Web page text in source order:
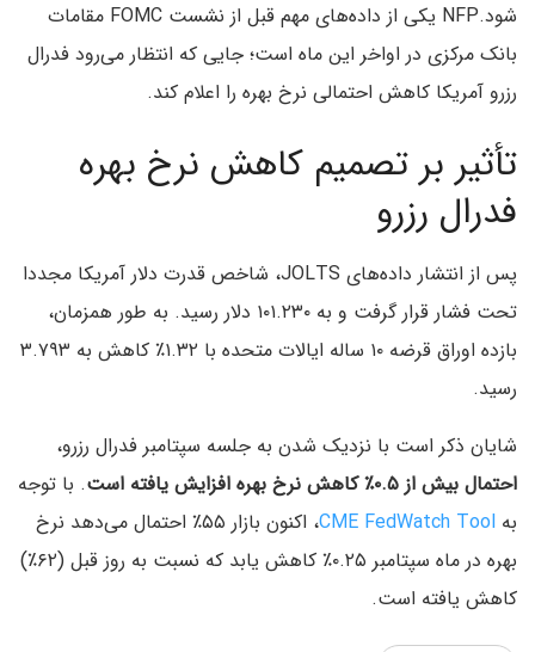
شود.NFP یکی از داده‌های مهم قبل از نشست FOMC مقامات
بانک مرکزی در اواخر این ماه است؛ جایی که انتظار می‌رود فدرال
رزرو آمریکا کاهش احتمالی نرخ بهره را اعلام کند.
تأثیر بر تصمیم کاهش نرخ بهره
فدرال رزرو
پس از انتشار داده‌های JOLTS، شاخص قدرت دلار آمریکا مجددا
تحت فشار قرار گرفت و به ۱۰۱.۲۳۰ دلار رسید. به طور همزمان،
بازده اوراق قرضه ۱۰ ساله ایالات متحده با ۱.۳۲٪ کاهش به ۳.۷۹۳
رسید.
شایان ذکر است با نزدیک شدن به جلسه سپتامبر فدرال رزرو،
احتمال بیش از ۰.۵٪ کاهش نرخ بهره افزایش یافته است
. با توجه
به CME FedWatch Tool
، اکنون بازار ۵۵٪ احتمال می‌دهد نرخ
بهره در ماه سپتامبر ۰.۲۵٪ کاهش یابد که نسبت به روز قبل (۶۲٪)
کاهش یافته است.